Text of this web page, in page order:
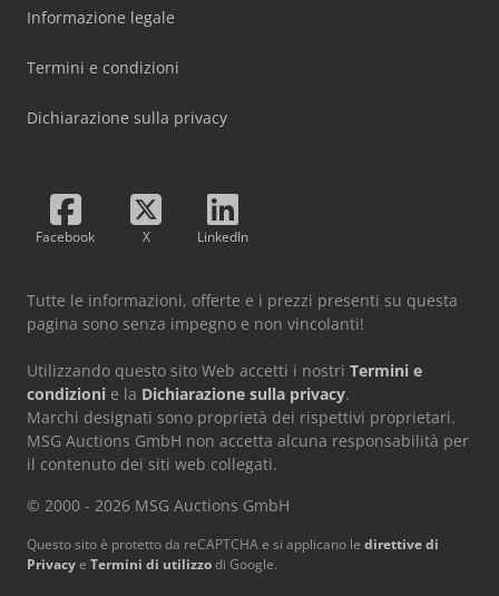
Informazione legale
Termini e condizioni
Dichiarazione sulla privacy
Facebook X LinkedIn
Tutte le informazioni, offerte e i prezzi presenti su questa
pagina sono senza impegno e non vincolanti!
Utilizzando questo sito Web accetti i nostri Termini e
condizioni e la Dichiarazione sulla privacy.
Marchi designati sono proprietà dei rispettivi proprietari.
MSG Auctions GmbH non accetta alcuna responsabilità per
il contenuto dei siti web collegati.
© 2000 - 2026 MSG Auctions GmbH
Questo sito è protetto da reCAPTCHA e si applicano le direttive di
Privacye Termini di utilizzodi Google.